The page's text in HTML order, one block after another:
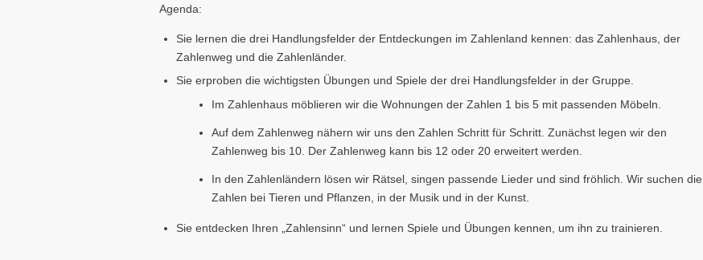
Agenda:
Sie lernen die drei Handlungsfelder der Entdeckungen im Zahlenland kennen: das Zahlenhaus, der
Zahlenweg und die Zahlenländer.
Sie erproben die wichtigsten Übungen und Spiele der drei Handlungsfelder in der Gruppe.
Im Zahlenhaus möblieren wir die Wohnungen der Zahlen 1 bis 5 mit passenden Möbeln.
Auf dem Zahlenweg nähern wir uns den Zahlen Schritt für Schritt. Zunächst legen wir den
Zahlenweg bis 10. Der Zahlenweg kann bis 12 oder 20 erweitert werden.
In den Zahlenländern lösen wir Rätsel, singen passende Lieder und sind fröhlich. Wir suchen die
Zahlen bei Tieren und Pflanzen, in der Musik und in der Kunst.
Sie entdecken Ihren „Zahlensinn“ und lernen Spiele und Übungen kennen, um ihn zu trainieren.